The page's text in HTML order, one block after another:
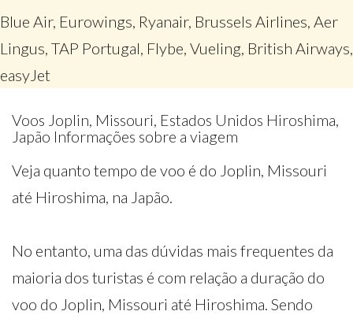
Blue Air, Eurowings, Ryanair, Brussels Airlines, Aer
Lingus, TAP Portugal, Flybe, Vueling, British Airways,
easyJet
Voos Joplin, Missouri, Estados Unidos Hiroshima,
Japão Informações sobre a viagem
Veja quanto tempo de voo é do Joplin, Missouri
até Hiroshima, na Japão.
No entanto, uma das dúvidas mais frequentes da
maioria dos turistas é com relação a duração do
voo do Joplin, Missouri até Hiroshima. Sendo